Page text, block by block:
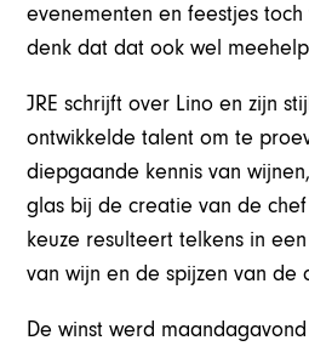
evenementen en feestjes
denk dat dat ook wel
JRE schrijft over Lino en zijn
ontwikkelde talent om te
diepgaande kennis van
glas bij de creatie van de
keuze resulteert telkens in
van wijn en de spijzen van de
De winst werd